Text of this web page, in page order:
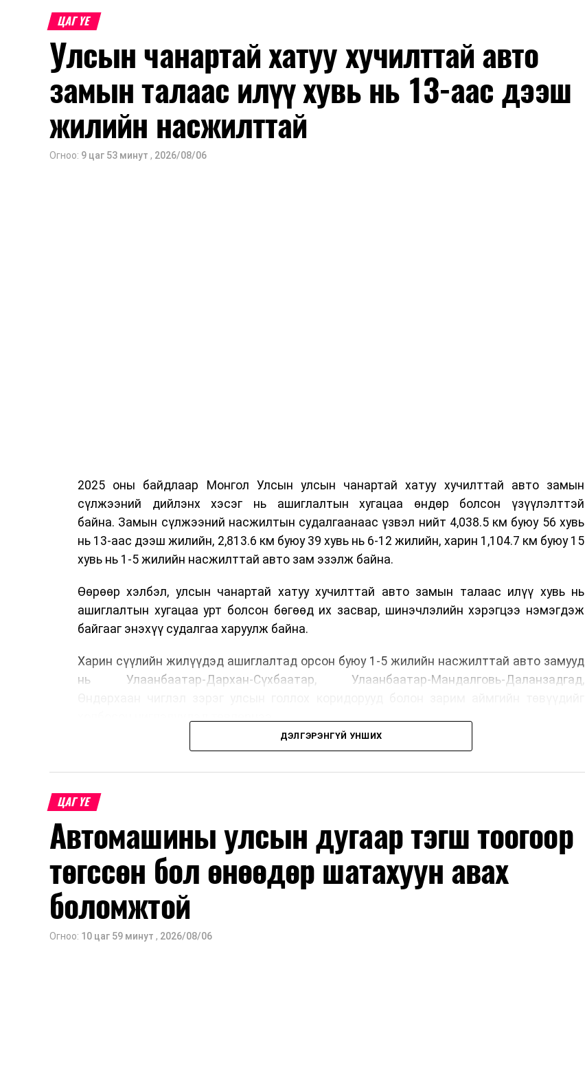
ЦАГ ҮЕ
Улсын чанартай хатуу хучилттай авто
замын талаас илүү хувь нь 13-аас дээш
жилийн насжилттай
Огноо: 9 цаг 53 минут , 2026/08/06
2025 оны байдлаар Монгол Улсын улсын чанартай хатуу хучилттай авто замын
сүлжээний дийлэнх хэсэг нь ашиглалтын хугацаа өндөр болсон үзүүлэлттэй
байна. Замын сүлжээний насжилтын судалгаанаас үзвэл нийт 4,038.5 км буюу 56 хувь
нь 13-аас дээш жилийн, 2,813.6 км буюу 39 хувь нь 6-12 жилийн, харин 1,104.7 км буюу 15
хувь нь 1-5 жилийн насжилттай авто зам эзэлж байна.
Өөрөөр хэлбэл, улсын чанартай хатуу хучилттай авто замын талаас илүү хувь нь
ашиглалтын хугацаа урт болсон бөгөөд их засвар, шинэчлэлийн хэрэгцээ нэмэгдэж
байгааг энэхүү судалгаа харуулж байна.
Харин сүүлийн жилүүдэд ашиглалтад орсон буюу 1-5 жилийн насжилттай авто замууд
нь Улаанбаатар-Дархан-Сүхбаатар, Улаанбаатар-Мандалговь-Даланзадгад,
Авто замын насжилтыг тогтмол үнэлж, их засвар, ээлжит засвар арчлалтын ажлыг
төлөвлөхөд чухал ач холбогдолтойг албаныхан хэлж байна
ДЭЛГЭРЭНГҮЙ УНШИХ
ЦАГ ҮЕ
Автомашины улсын дугаар тэгш тоогоор
төгссөн бол өнөөдөр шатахуун авах
боломжтой
Огноо: 10 цаг 59 минут , 2026/08/06